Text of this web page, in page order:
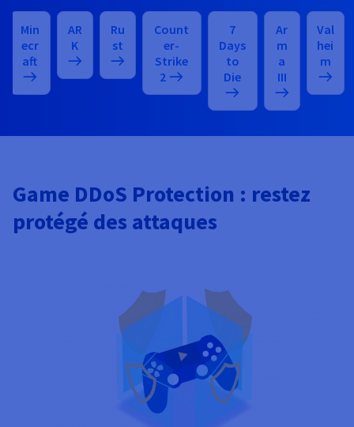
Min
ecr
aft
AR
K
Ru
st
Count
er-
Strike
2
7
Days
to
Die
Ar
m
a
III
Val
hei
m
Game DDoS Protection : restez
protégé des attaques